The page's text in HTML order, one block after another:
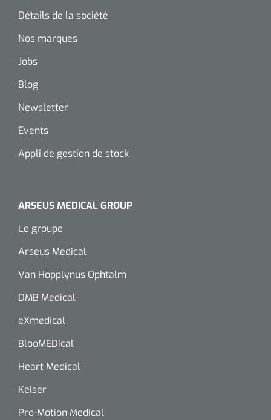
Détails de la société
Nos marques
Jobs
Blog
Newsletter
Events
Appli de gestion de stock
ARSEUS MEDICAL GROUP
Le groupe
Arseus Medical
Van Hopplynus Ophtalm
DMB Medical
eXmedical
BlooMEDical
Heart Medical
Keiser
Pro-Motion Medical